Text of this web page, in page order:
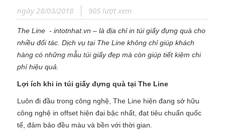
ngày 28/03/2018 905 lượt xem
The Line - intotnhat.vn – là địa chỉ in túi giấy đựng quà cho
nhiều đối tác. Dịch vụ tại The Line không chỉ giúp khách
hàng có những mẫu túi giấy đẹp mà còn giúp tiết kiệm chi
phí hiệu quả.
Lợi ích khi in túi giấy đựng quà tại The Line
Luôn đi đầu trong công nghệ, The Line hiện đang sở hữu
công nghệ in offset hiện đại bậc nhất, đạt tiêu chuẩn quốc
tế, đảm bảo đều màu và bền với thời gian.